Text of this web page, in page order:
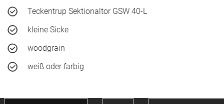
Teckentrup Sektionaltor GSW 40-L
kleine Sicke
woodgrain
weiß oder farbig